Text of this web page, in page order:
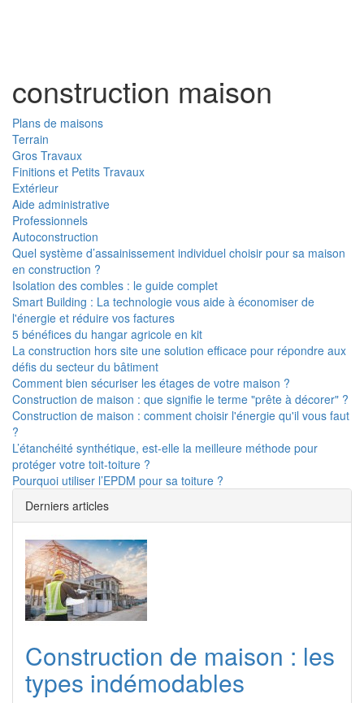
construction maison
Plans de maisons
Terrain
Gros Travaux
Finitions et Petits Travaux
Extérieur
Aide administrative
Professionnels
Autoconstruction
Quel système d’assainissement individuel choisir pour sa maison
en construction ?
Isolation des combles : le guide complet
Smart Building : La technologie vous aide à économiser de
l'énergie et réduire vos factures
5 bénéfices du hangar agricole en kit
La construction hors site une solution efficace pour répondre aux
défis du secteur du bâtiment
Comment bien sécuriser les étages de votre maison ?
Construction de maison : que signifie le terme "prête à décorer" ?
Construction de maison : comment choisir l'énergie qu'il vous faut
?
L’étanchéité synthétique, est-elle la meilleure méthode pour
protéger votre toit-toiture ?
Pourquoi utiliser l’EPDM pour sa toiture ?
Derniers articles
Construction de maison : les
types indémodables